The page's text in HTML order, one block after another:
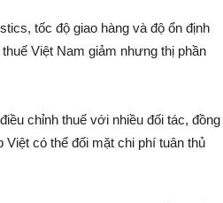
tốc độ giao hàng và độ ổn định
Việt Nam giảm nhưng thị phần
chỉnh thuế với nhiều đối tác, đồng
có thể đối mặt chi phí tuân thủ